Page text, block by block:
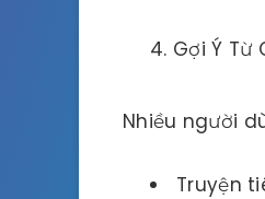
Gợi Ý Từ
Nhiều người
Truyện